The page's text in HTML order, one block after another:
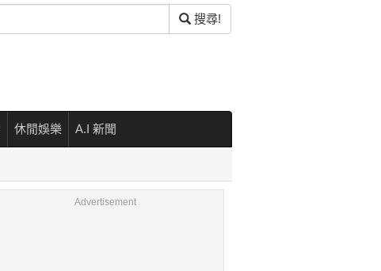
搜尋!
休閒娛樂 A.I 新聞
Advertisement